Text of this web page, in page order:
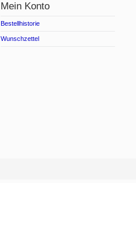
Mein Konto
Bestellhistorie
Wunschzettel